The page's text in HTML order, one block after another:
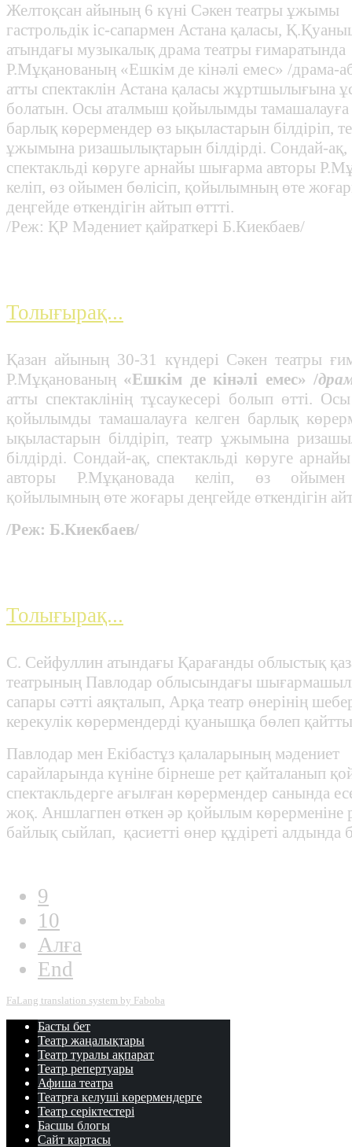
Желтоқсан айының 6 күні Сәкен театры ұжымы
гастрольдік іс-сапармен Астана қаласы,
атындағы музыкалық драма театры ғимаратында
Р.Мұқанованың «Ешкім де кінәлі емес» /драма-
атты спектаклін Астана қаласы жұртшылығына
болатын. Осы аталмыш қойылымды тамашалауға
барлық көрермендер өз ықыластарын білдіріп,
ұжымына ризашылықтарын білдірді. Сондай-ақ,
спектакльді көруге арнайы шығарма авторы
келіп, өз ойымен бөлісіп, қойылымның өте
деңгейде өткендігін айтып өттті.
/Реж: ҚР Мәдениет қайраткері Б.Киекбаев/
Толығырақ...
Қазан айының 30-31 күндері Сәкен театры
Р.Мұқанованың «Ешкім де кінәлі емес» /
атты спектаклінің тұсаукесері болып өтті.
қойылымды тамашалауға келген барлық
ықыластарын білдіріп, театр ұжымына
білдірді. Сондай-ақ, спектакльді көруге
авторы Р.Мұқановада келіп, өз ойымен
қойылымның өте жоғары деңгейде өткендігін
/Реж: Б.Киекбаев/
Толығырақ...
С. Сейфуллин атындағы Қарағанды облыстық
театрының Павлодар облысындағы
сапары сәтті аяқталып, Арқа театр өнерінің
керекулік көрермендерді қуанышқа бөлеп
Павлодар мен Екібастұз қалаларының мәдениет
сарайларында күніне бірнеше рет қайталанып
спектакльдерге ағылған көрермендер санында
жоқ. Аншлагпен өткен әр қойылым көрерменіне
байлық сыйлап, қасиетті өнер құдіреті алдында
9
10
Алға
End
FaLang translation system by Faboba
Басты бет
Театр жаңалықтары
Театр туралы ақпарат
Театр репертуары
Афиша театра
Театрға келуші көрермендерге
Театр cеріктестері
Басшы блогы
Сайт картасы